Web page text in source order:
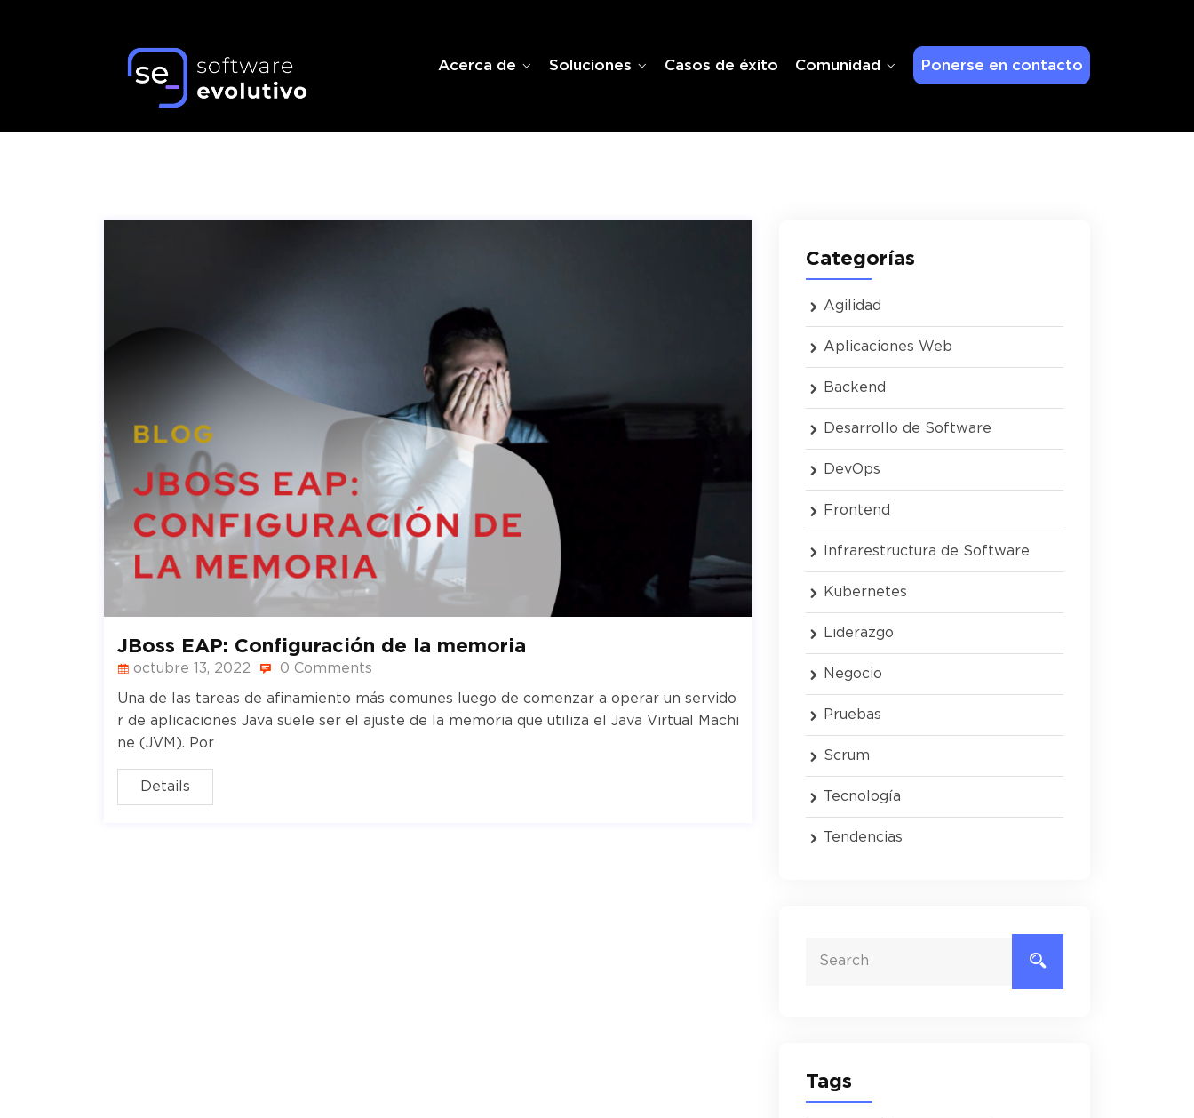
Acerca de Soluciones Casos de éxito Comunidad Ponerse en contacto
JBoss EAP: Configuración de la memoria
octubre 13, 2022 0 Comments
Una de las tareas de afinamiento más comunes luego de comenzar a operar un servido
r de aplicaciones Java suele ser el ajuste de la memoria que utiliza el Java Virtual Machi
ne (JVM). Por
Details
Categorías
Agilidad
Aplicaciones Web
Backend
Desarrollo de Software
DevOps
Frontend
Infrarestructura de Software
Kubernetes
Liderazgo
Negocio
Pruebas
Scrum
Tecnología
Tendencias
Tags